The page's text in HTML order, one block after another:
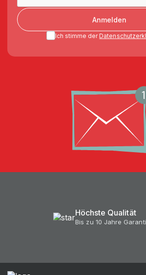
Anmelden
Ich stimme der
Höchste Qualität
Bis zu 10 Jahre